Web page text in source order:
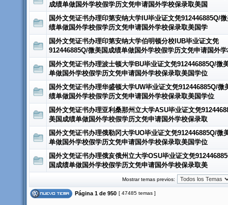
成绩单做国外学校假学历文凭申请国外学校保录取美国
国外文凭证书办理印第安纳大学IU毕业证文凭912446885Q/
绩单做国外学校假学历文凭申请国外学校保录取美国学
国外文凭证书办理印第安纳大学伯明顿分校IUB毕业证文凭
912446885Q/微美国成绩单做国外学校假学历文凭申请国外
国外文凭证书办理波士顿大学BU毕业证文凭912446885Q/微
单做国外学校假学历文凭申请国外学校保录取美国学位
国外文凭证书办理华盛顿大学UW毕业证文凭912446885Q/微
绩单做国外学校假学历文凭申请国外学校保录取美国学位
国外文凭证书办理亚利桑那州立大学ASU毕业证文凭
美国成绩单做国外学校假学历文凭申请国外学校保录取
国外文凭证书办理俄勒冈大学UO毕业证文凭912446885Q/微
单做国外学校假学历文凭申请国外学校保录取美国学位
国外文凭证书办理俄亥俄州立大学OSU毕业证文凭
国成绩单做国外学校假学历文凭申请国外学校保录取美
Mostrar temas previos:
Página 1 de 950 [ 47485 temas ]